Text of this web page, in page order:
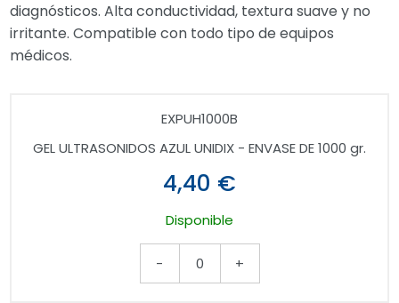
diagnósticos. Alta conductividad, textura suave y no
irritante. Compatible con todo tipo de equipos
médicos.
EXPUH1000B
GEL ULTRASONIDOS AZUL UNIDIX - ENVASE DE 1000 gr.
4,40 €
Disponible
- 0 +